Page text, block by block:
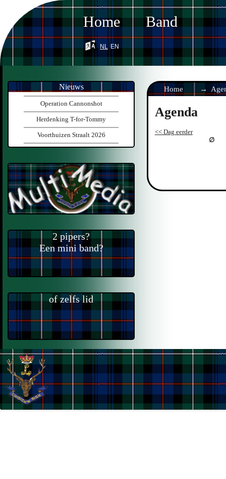
Home Band
nl en
Home
Agenda
<< Dag eerder
Nieuws
Operation Cannonshot
Herdenking T-for-Tommy
Voorthuizen Straalt 2026
2 pipers?
Een mini band?
of zelfs lid